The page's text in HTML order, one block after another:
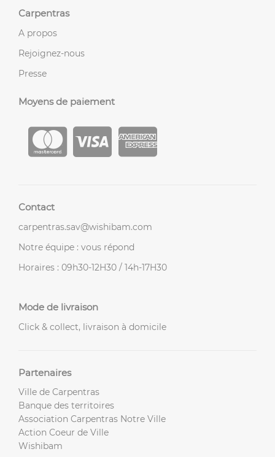
Carpentras
A propos
Rejoignez-nous
Presse
Moyens de paiement
Contact
carpentras.sav@wishibam.com
Notre équipe : vous répond
Horaires : 09h30-12H30 / 14h-17H30
Mode de livraison
Click & collect, livraison à domicile
Partenaires
Ville de Carpentras
Banque des territoires
Association Carpentras Notre Ville
Action Coeur de Ville
Wishibam